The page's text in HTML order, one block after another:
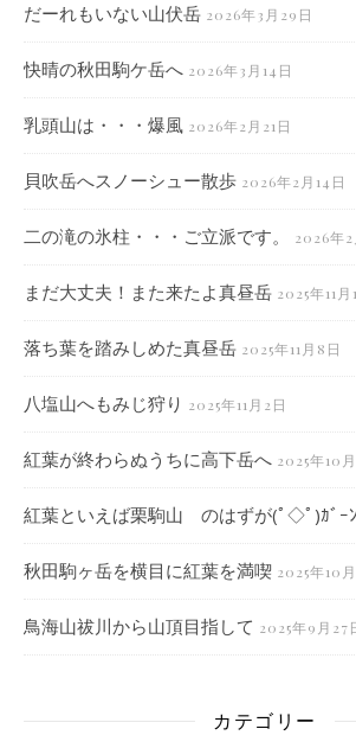
だーれもいない山伏岳 2026年3月29日
快晴の秋田駒ケ岳へ 2026年3月14日
乳頭山は・・・爆風 2026年2月21日
貝吹岳へスノーシュー散歩 2026年2月14日
二の滝の氷柱・・・ご立派です。 2026年2
まだ大丈夫！また来たよ真昼岳 2025年11月
落ち葉を踏みしめた真昼岳 2025年11月8日
八塩山へもみじ狩り 2025年11月2日
紅葉が終わらぬうちに高下岳へ 2025年10
紅葉といえば栗駒山 のはずが(ﾟ◇ﾟ)ｶﾞｰﾝ
秋田駒ヶ岳を横目に紅葉を満喫 2025年10
鳥海山祓川から山頂目指して 2025年9月27
カテゴリー